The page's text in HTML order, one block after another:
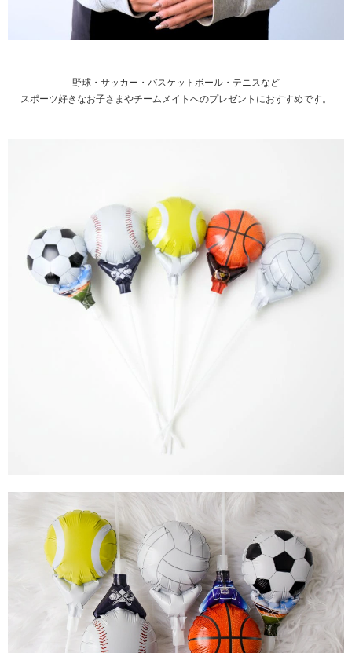
野球・サッカー・バスケットボール・テニスなど
スポーツ好きなお子さまやチームメイトへのプレゼントにおすすめです。